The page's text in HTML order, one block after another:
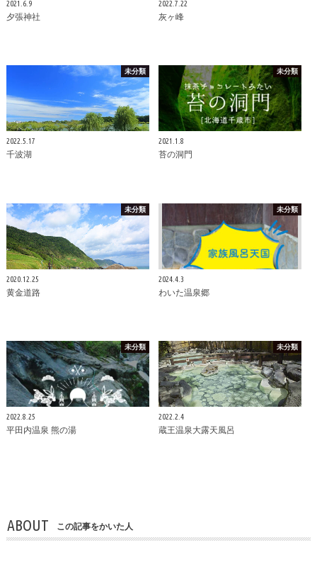
2021.6.9
夕張神社
2022.7.22
灰ヶ峰
未分類
2022.5.17
千波湖
未分類
2021.1.8
苔の洞門
未分類
2020.12.25
黄金道路
未分類
2024.4.3
わいた温泉郷
未分類
2022.8.25
平田内温泉 熊の湯
未分類
2022.2.4
蔵王温泉大露天風呂
ABOUT この記事をかいた人